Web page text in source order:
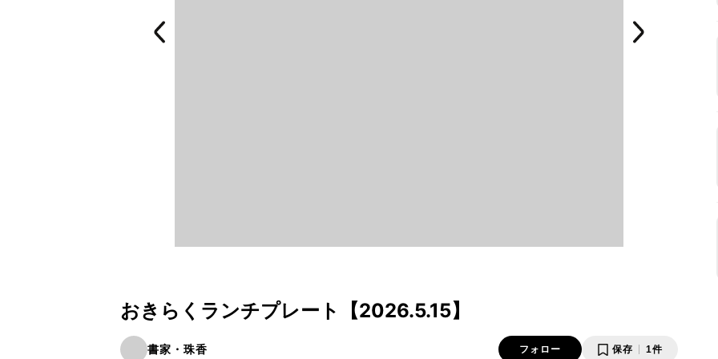
おきらくランチプレート【2026.5.15】
書家・珠香 フォロー 保存 1件